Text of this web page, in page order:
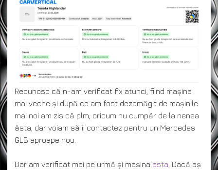
Recunosc că n-am verificat fix atunci, fiind mașina
mai veche și după ce am fost dezamăgit de mașinile
mai noi am zis că plm, oricum nu cumpăr de la nenea
ăsta, dar voiam să îi contactez pentru un Mercedes
GLB aproape nou.
Dar am verificat mai pe urmă și mașina asta . Dacă aș